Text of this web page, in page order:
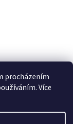
procházením
Více